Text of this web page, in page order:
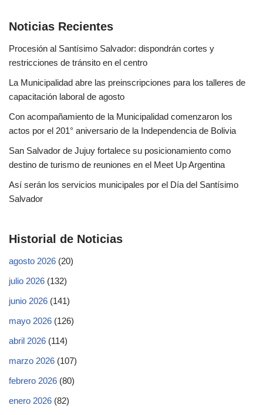
Noticias Recientes
Procesión al Santísimo Salvador: dispondrán cortes y
restricciones de tránsito en el centro
La Municipalidad abre las preinscripciones para los talleres de
capacitación laboral de agosto
Con acompañamiento de la Municipalidad comenzaron los
actos por el 201° aniversario de la Independencia de Bolivia
San Salvador de Jujuy fortalece su posicionamiento como
destino de turismo de reuniones en el Meet Up Argentina
Así serán los servicios municipales por el Día del Santísimo
Salvador
Historial de Noticias
agosto 2026 (20)
julio 2026 (132)
junio 2026 (141)
mayo 2026 (126)
abril 2026 (114)
marzo 2026 (107)
febrero 2026 (80)
enero 2026 (82)